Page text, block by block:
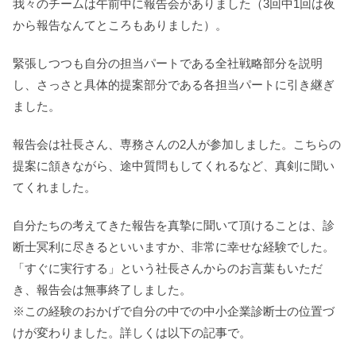
我々のチームは午前中に報告会がありました（3回中1回は夜
から報告なんてところもありました）。
緊張しつつも自分の担当パートである全社戦略部分を説明
し、さっさと具体的提案部分である各担当パートに引き継ぎ
ました。
報告会は社長さん、専務さんの2人が参加しました。こちらの
提案に頷きながら、途中質問もしてくれるなど、真剣に聞い
てくれました。
自分たちの考えてきた報告を真摯に聞いて頂けることは、診
断士冥利に尽きるといいますか、非常に幸せな経験でした。
「すぐに実行する」という社長さんからのお言葉もいただ
き、報告会は無事終了しました。
※この経験のおかげで自分の中での中小企業診断士の位置づ
けが変わりました。詳しくは以下の記事で。